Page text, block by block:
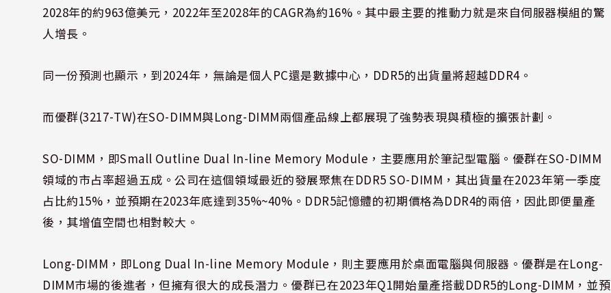
2028年的約963億美元，2022年至2028年的CAGR為約16%。其中最主要的推動力就是來自伺服器模組的驚
人增長。
同一份預測也顯示，到2024年，無論是個人PC還是數據中心，DDR5的出貨量將超越DDR4。
而優群(3217-TW)在SO-DIMM與Long-DIMM兩個產品線上都展現了強勢表現與積極的擴張計劃。
SO-DIMM，即Small Outline Dual In-line Memory Module，主要應用於筆記型電腦。優群在SO-DIMM
領域的市占率超過五成。公司在這個領域最近的發展聚焦在DDR5 SO-DIMM，其出貨量在2023年第一季度
占比約15%，並預期在2023年底達到35%~40%。DDR5記憶體的初期價格為DDR4的兩倍，因此即便量產
後，其增值空間也相對較大。
Long-DIMM，即Long Dual In-line Memory Module，則主要應用於桌面電腦與伺服器。優群是在Long-
DIMM市場的後進者，但擁有很大的成長潛力。優群已在2023年Q1開始量產搭載DDR5的Long-DIMM，並預